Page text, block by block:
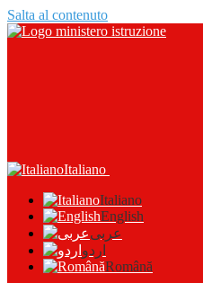
Salta al contenuto
Italiano
Italiano
English
عربى
اردو
Română